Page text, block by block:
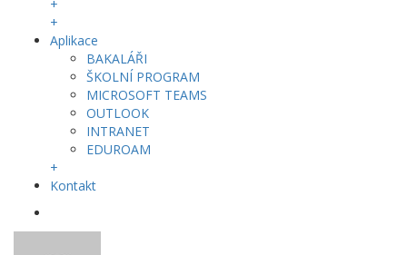
+
+
Aplikace
BAKALÁŘI
ŠKOLNÍ PROGRAM
MICROSOFT TEAMS
OUTLOOK
INTRANET
EDUROAM
+
Kontakt